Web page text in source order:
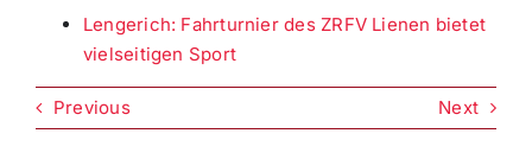
Lengerich: Fahrturnier des ZRFV Lienen bietet
vielseitigen Sport
Previous Next